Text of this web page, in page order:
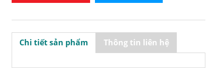
Chi tiết sản phẩm Thông tin liên hệ